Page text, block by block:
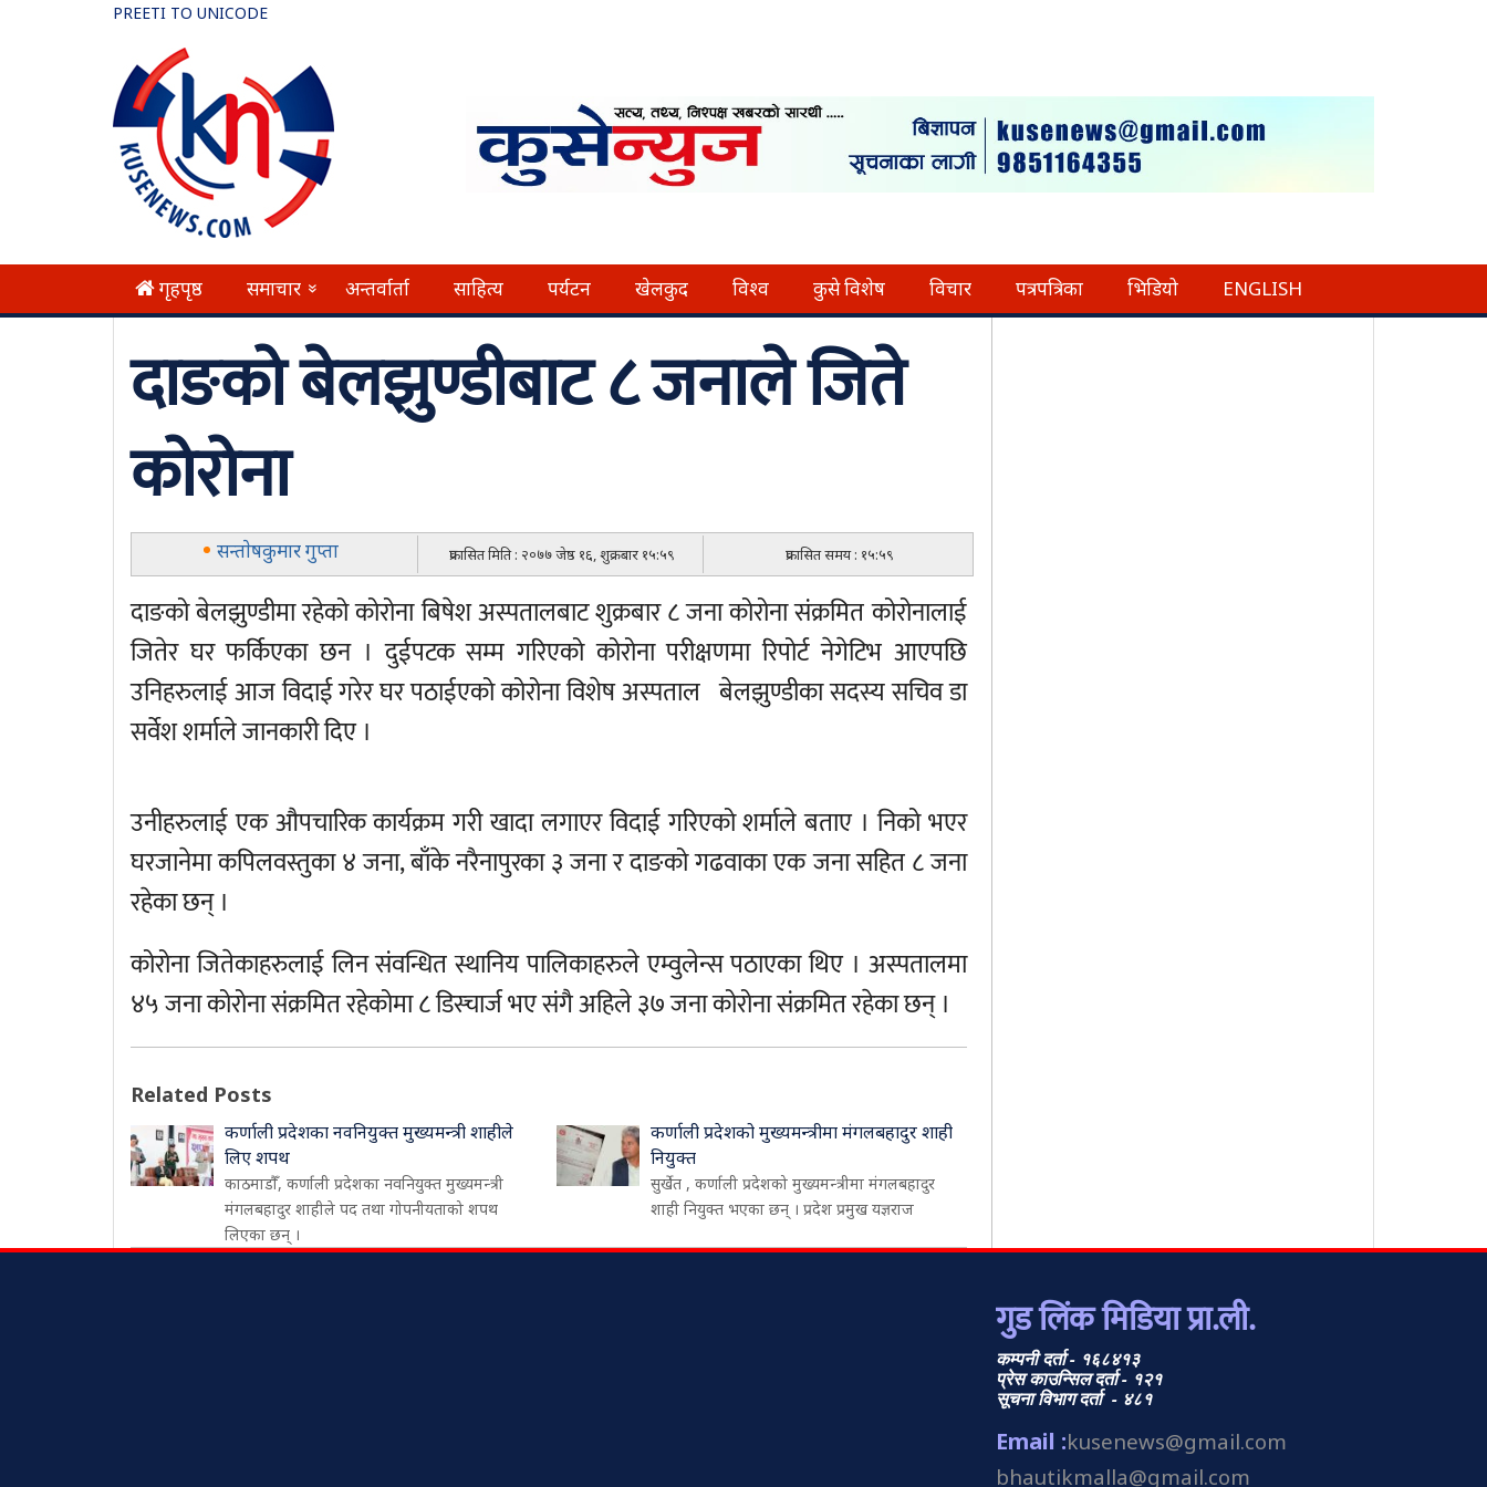
PREETI TO UNICODE
गृहपृष्ठ समाचार » अन्तर्वार्ता साहित्य पर्यटन खेलकुद विश्व कुसे विशेष विचार पत्रपत्रिका भिडियो ENGLISH
दाङको बेलझुण्डीबाट ८ जनाले जिते
कोरोना
सन्ताेषकुमार गुप्ता प्रकासित मिति : २०७७ जेष्ठ १६, शुक्रबार १५:५९ प्रकासित समय : १५:५९
दाङको बेलझुण्डीमा रहेको कोरोना बिषेश अस्पतालबाट शुक्रबार ८ जना कोरोना संक्रमित कोरोनालाई
जितेर घर फर्किएका छन । दुईपटक सम्म गरिएको कोरोना परीक्षणमा रिपोर्ट नेगेटिभ आएपछि
उनिहरुलाई आज विदाई गरेर घर पठाईएको कोरोना विशेष अस्पताल बेलझुण्डीका सदस्य सचिव डा
सर्वेश शर्माले जानकारी दिए ।
उनीहरुलाई एक औपचारिक कार्यक्रम गरी खादा लगाएर विदाई गरिएको शर्माले बताए । निको भएर
घरजानेमा कपिलवस्तुका ४ जना, बाँके नरैनापुरका ३ जना र दाङको गढवाका एक जना सहित ८ जना
रहेका छन् ।
कोरोना जितेकाहरुलाई लिन संवन्धित स्थानिय पालिकाहरुले एम्वुलेन्स पठाएका थिए । अस्पतालमा
४५ जना कोरोना संक्रमित रहेकोमा ८ डिस्चार्ज भए संगै अहिले ३७ जना कोरोना संक्रमित रहेका छन् ।
Related Posts
कर्णाली प्रदेशका नवनियुक्त मुख्यमन्त्री शाहीले
लिए शपथ
काठमाडौँ, कर्णाली प्रदेशका नवनियुक्त मुख्यमन्त्री
मंगलबहादुर शाहीले पद तथा गोपनीयताको शपथ
लिएका छन् ।
कर्णाली प्रदेशको मुख्यमन्त्रीमा मंगलबहादुर शाही
नियुक्त
सुर्खेत , कर्णाली प्रदेशको मुख्यमन्त्रीमा मंगलबहादुर
शाही नियुक्त भएका छन् । प्रदेश प्रमुख यज्ञराज
गुड लिंक मिडिया प्रा.ली.
कम्पनी दर्ता - १६८४१३
प्रेस काउन्सिल दर्ता - १२१
सूचना विभाग दर्ता - ४८१
Email :kusenews@gmail.com
bhautikmalla@gmail.com